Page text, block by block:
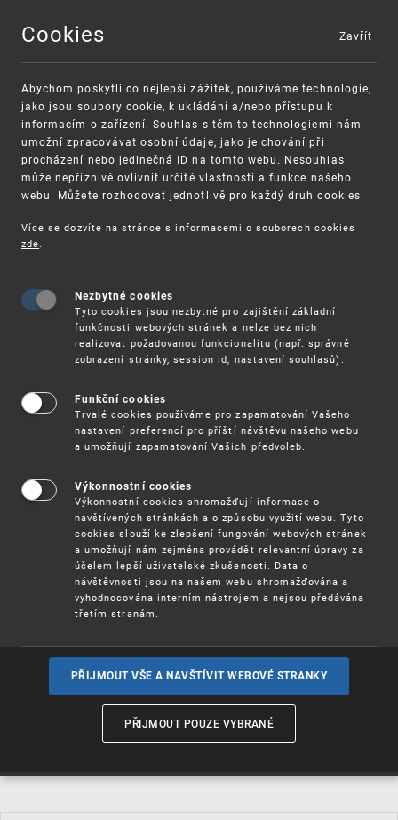
MENU
VAROVÁNÍ
Finanční podpora
Vynálezy / Patenty
Užitnévzory
Ochrannéznámky
Označení původua zeměpisná
Cookies
Abychom poskytli co nejlepší zážitek, používáme technologie,
jako jsou soubory cookie, k ukládání a/nebo přístupu k
informacím o zařízení. Souhlas s těmito technologiemi nám
umožní zpracovávat osobní údaje, jako je chování při
procházení nebo jedinečná ID na tomto webu. Nesouhlas
může nepříznivě ovlivnit určité vlastnosti a funkce našeho
webu. Můžete rozhodovat jednotlivě pro každý druh cookies.
Více se dozvíte na stránce s informacemi o souborech cookies
zde.
Nezbytné cookies
Tyto cookies jsou nezbytné pro zajištění základní
funkčnosti webových stránek a nelze bez nich
realizovat požadovanou funkcionalitu (např. správné
zobrazení stránky, session id, nastavení souhlasů).
Funkční cookies
Trvalé cookies používáme pro zapamatování Vašeho
nastavení preferencí pro příští návštěvu našeho webu
a umožňují zapamatování Vašich předvoleb.
Výkonnostní cookies
Výkonnostní cookies shromažďují informace o
navštívených stránkách a o způsobu využití webu. Tyto
cookies slouží ke zlepšení fungování webových stránek
a umožňují nám zejména provádět relevantní úpravy za
účelem lepší uživatelské zkušenosti. Data o
návštěvnosti jsou na našem webu shromažďována a
vyhodnocována interním nástrojem a nejsou předávána
třetím stranám.
PŘIJMOUT VŠE A NAVŠTÍVIT WEBOVÉ STRANKY
PŘIJMOUT POUZE VYBRANÉ
Zavřít